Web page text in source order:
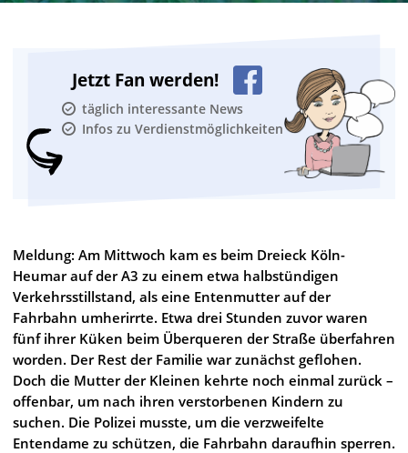
Jetzt Fan werden!
täglich interessante News
Infos zu Verdienstmöglichkeiten
Meldung: Am Mittwoch kam es beim Dreieck Köln-
Heumar auf der A3 zu einem etwa halbstündigen
Verkehrsstillstand, als eine Entenmutter auf der
Fahrbahn umherirrte. Etwa drei Stunden zuvor waren
fünf ihrer Küken beim Überqueren der Straße überfahren
worden. Der Rest der Familie war zunächst geflohen.
Doch die Mutter der Kleinen kehrte noch einmal zurück –
offenbar, um nach ihren verstorbenen Kindern zu
suchen. Die Polizei musste, um die verzweifelte
Entendame zu schützen, die Fahrbahn daraufhin sperren.